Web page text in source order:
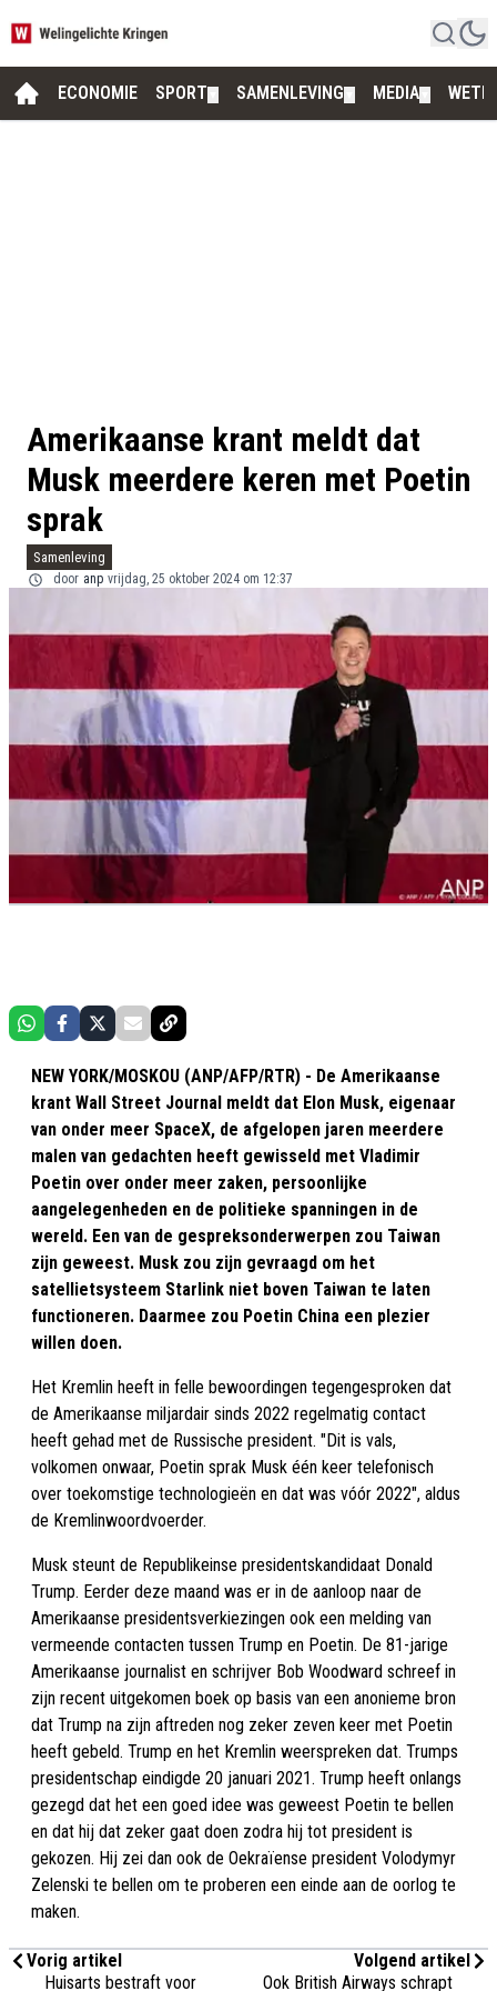
ECONOMIE SPORT SAMENLEVING MEDIA
Amerikaanse krant meldt dat
Musk meerdere keren met Poetin
sprak
Samenleving
door anp vrijdag, 25 oktober 2024 om 12:37
NEW YORK/MOSKOU (ANP/AFP/RTR) - De Amerikaanse
krant Wall Street Journal meldt dat Elon Musk, eigenaar
van onder meer SpaceX, de afgelopen jaren meerdere
malen van gedachten heeft gewisseld met Vladimir
Poetin over onder meer zaken, persoonlijke
aangelegenheden en de politieke spanningen in de
wereld. Een van de gespreksonderwerpen zou Taiwan
zijn geweest. Musk zou zijn gevraagd om het
satellietsysteem Starlink niet boven Taiwan te laten
functioneren. Daarmee zou Poetin China een plezier
willen doen.
Het Kremlin heeft in felle bewoordingen tegengesproken dat
de Amerikaanse miljardair sinds 2022 regelmatig contact
heeft gehad met de Russische president. "Dit is vals,
volkomen onwaar, Poetin sprak Musk één keer telefonisch
over toekomstige technologieën en dat was vóór 2022", aldus
de Kremlinwoordvoerder.
Musk steunt de Republikeinse presidentskandidaat Donald
Trump. Eerder deze maand was er in de aanloop naar de
Amerikaanse presidentsverkiezingen ook een melding van
vermeende contacten tussen Trump en Poetin. De 81-jarige
Amerikaanse journalist en schrijver Bob Woodward schreef in
zijn recent uitgekomen boek op basis van een anonieme bron
dat Trump na zijn aftreden nog zeker zeven keer met Poetin
heeft gebeld. Trump en het Kremlin weerspreken dat. Trumps
presidentschap eindigde 20 januari 2021. Trump heeft onlangs
gezegd dat het een goed idee was geweest Poetin te bellen
en dat hij dat zeker gaat doen zodra hij tot president is
gekozen. Hij zei dan ook de Oekraïense president Volodymyr
Zelenski te bellen om te proberen een einde aan de oorlog te
maken.
Vorig artikel
Huisarts bestraft voor
Volgend artikel
Ook British Airways schrapt